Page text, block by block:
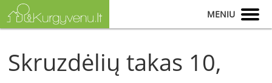
MENIU
Skruzdėlių takas 10,